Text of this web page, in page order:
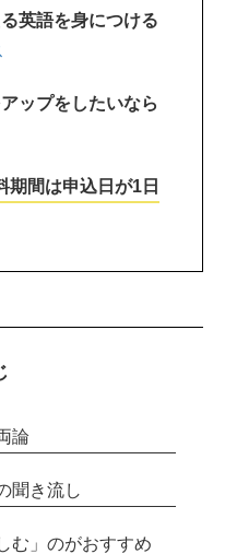
英語を身につける
ップをしたいなら
間は申込日が1日
論
聞き流し
む」のがおすすめ